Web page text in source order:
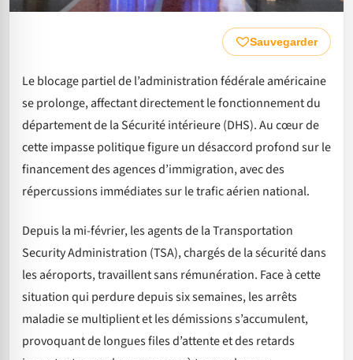
Sauvegarder
Le blocage partiel de l’administration fédérale américaine
se prolonge, affectant directement le fonctionnement du
département de la Sécurité intérieure (DHS). Au cœur de
cette impasse politique figure un désaccord profond sur le
financement des agences d’immigration, avec des
répercussions immédiates sur le trafic aérien national.
Depuis la mi-février, les agents de la Transportation
Security Administration (TSA), chargés de la sécurité dans
les aéroports, travaillent sans rémunération. Face à cette
situation qui perdure depuis six semaines, les arrêts
maladie se multiplient et les démissions s’accumulent,
provoquant de longues files d’attente et des retards